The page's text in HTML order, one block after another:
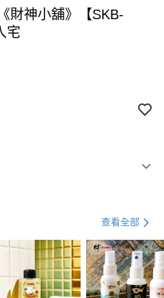
財神小舖》【SKB-
宅
21家銀行
第一商業銀行
21家銀行
查看全部